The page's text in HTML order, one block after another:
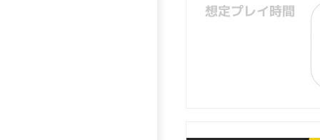
想定プレイ時間